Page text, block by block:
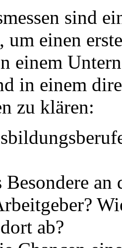
sind
einen
einem
in einem
zu klären:
Besondere
ab?